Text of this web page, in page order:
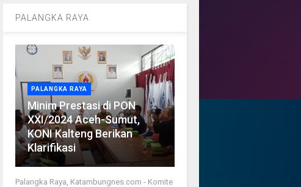
PALANGKA RAYA
PALANGKA RAYA
Minim Prestasi di PON
XXI/2024 Aceh-Sumut,
KONI Kalteng Berikan
Klarifikasi
Palangka Raya, Katambungnes.com - Komite